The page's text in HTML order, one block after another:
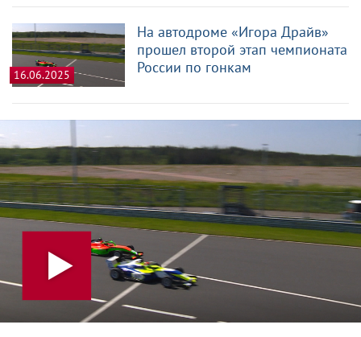
16.06.2025
На автодроме «Игора Драйв»
прошел второй этап чемпионата
России по гонкам